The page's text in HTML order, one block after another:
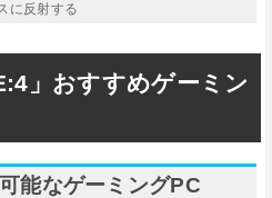
に反射する
」おすすめゲーミン
能なゲーミングPC